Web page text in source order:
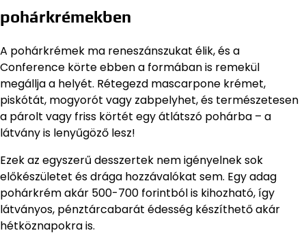
pohárkrémekben
A pohárkrémek ma reneszánszukat élik, és a
Conference körte ebben a formában is remekül
megállja a helyét. Rétegezd mascarpone krémet,
piskótát, mogyorót vagy zabpelyhet, és természetesen
a párolt vagy friss körtét egy átlátszó pohárba – a
látvány is lenyűgöző lesz!
Ezek az egyszerű desszertek nem igényelnek sok
előkészületet és drága hozzávalókat sem. Egy adag
pohárkrém akár 500-700 forintból is kihozható, így
látványos, pénztárcabarát édesség készíthető akár
hétköznapokra is.